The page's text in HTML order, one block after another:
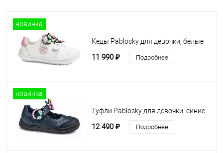
новинка
Кеды Pablosky для девочки, белые
11 990 ₽ Подробнее
новинка
Туфли Pablosky для девочки, синие
12 490 ₽ Подробнее